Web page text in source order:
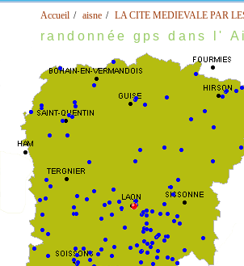
Accueil aisne LA CITE MEDIEVALE PAR
randonnée gps dans l'